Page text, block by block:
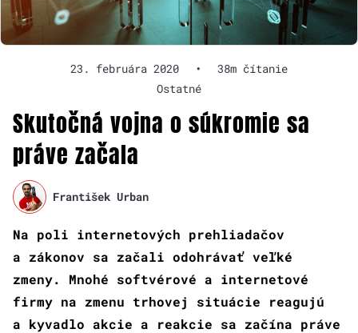
23. februára 2020 •
38m čítanie
Ostatné
Skutočná vojna o súkromie sa
práve začala
František Urban
Na poli internetových prehliadačov
a zákonov sa začali odohrávať veľké
zmeny. Mnohé softvérové a internetové
firmy na zmenu trhovej situácie reagujú
a kyvadlo akcie a reakcie sa začína práve